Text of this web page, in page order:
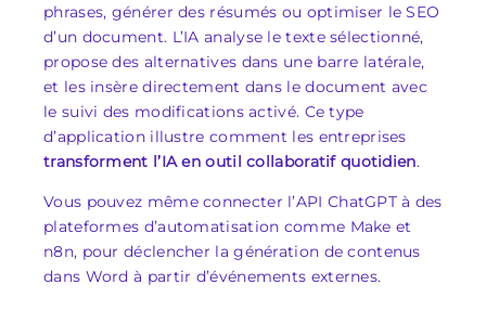
phrases, générer des résumés ou optimiser le SEO
d’un document. L’IA analyse le texte sélectionné,
propose des alternatives dans une barre latérale,
et les insère directement dans le document avec
le suivi des modifications activé. Ce type
d’application illustre comment les entreprises
transforment l’IA en outil collaboratif quotidien.
Vous pouvez même connecter l’API ChatGPT à des
plateformes d’automatisation comme Make et
n8n, pour déclencher la génération de contenus
dans Word à partir d’événements externes.